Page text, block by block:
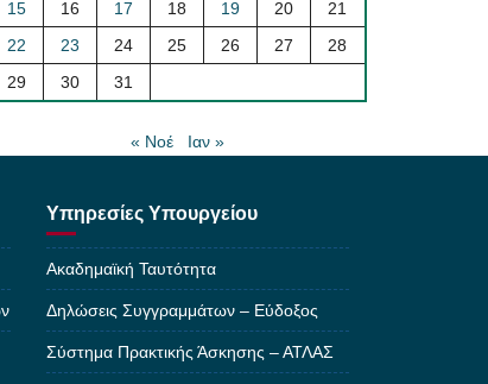
15
16 17 18 19 20
21
22
23 24 25 26 27
28
29
30 31
« Νοέ Ιαν »
Υπηρεσίες Υπουργείου
Ακαδημαϊκή Ταυτότητα
Δηλώσεις Συγγραμμάτων – Εύδοξος
Σύστημα Πρακτικής Άσκησης – ΑΤΛΑΣ